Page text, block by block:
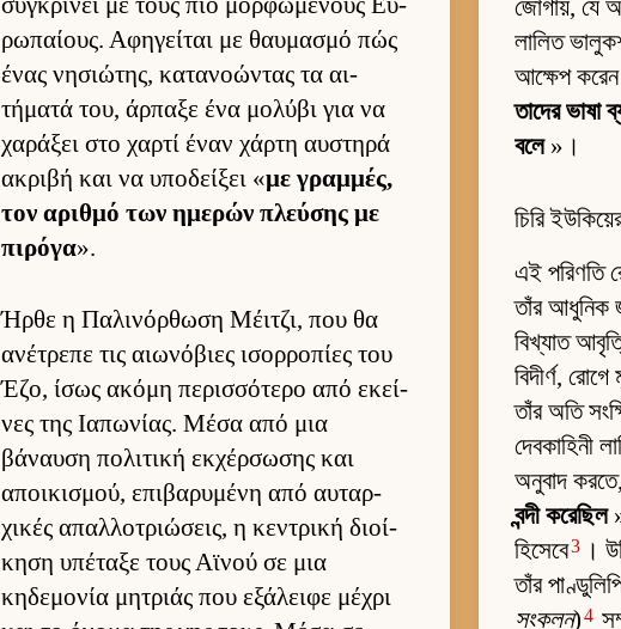
ρωπαί­ους. Αφηγεί­ται με θαυ­μασμό πώς
ένας νησιώτης, κατανοώντας τα αι­
τήματά του, άρ­παξε ένα μολύβι για να
χαράξει στο χαρτί έναν χάρτη αυ­στηρά
ακριβή και να υποδεί­ξει «με γραμ­μές,
τον αριθμό των ημερών πλεύ­σης με
πιρόγα».
Ήρθε η Παλινόρ­θωση Μέιτζι, που θα
ανέτρεπε τις αιω­νόβιες ισορ­ροπίες του
Έζο, ίσως ακόμη περισ­σότερο από εκεί­
νες της Ια­πωνίας. Μέσα από μια
βάναυση πολιτική εκ­χέρ­σωσης και
αποι­κισμού, επιβαρυμένη από αυ­ταρ­
χικές απαλ­λοτριώσεις, η κεντρική διοί­
κηση υπέταξε τους Αϊνού σε μια
κηδεμονία μητριάς που εξάλειφε μέχρι
জোগায়, যে
লালিত
আক্ষেপ
তাদের ভাষা
বলে»।
চিরি
এই পরিণতি
তাঁর আধুনিক
বিখ্যাত
বিদীর্ণ,
তাঁর অতি
দেবকাহিনী
অনুবাদ
বন্দী করেছিল
হিসেবে3 ।
তাঁর
সংকলন)4